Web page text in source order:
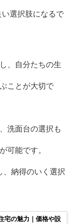
選択肢になるで
、自分たちの生
ことが大切で
洗面台の選択も
可能です。
、納得のいく選択
宅の魅力｜価格や設